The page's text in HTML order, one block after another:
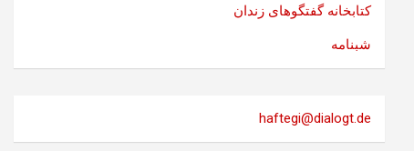
کتابخانه گفتگوهای زندان
شبنامه
haftegi@dialogt.de